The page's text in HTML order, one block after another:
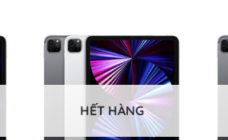
HẾT HÀNG